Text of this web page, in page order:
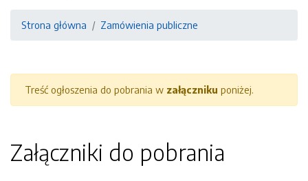
Strona główna Zamówienia publiczne
Treść ogłoszenia do pobrania w załączniku poniżej.
Załączniki do pobrania